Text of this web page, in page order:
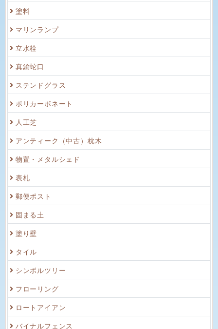
塗料
マリンランプ
立水栓
真鍮蛇口
ステンドグラス
ポリカーボネート
人工芝
アンティーク（中古）枕木
物置・メタルシェド
表札
郵便ポスト
固まる土
塗り壁
タイル
シンボルツリー
フローリング
ロートアイアン
バイナルフェンス